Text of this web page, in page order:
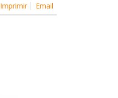
Imprimir Email